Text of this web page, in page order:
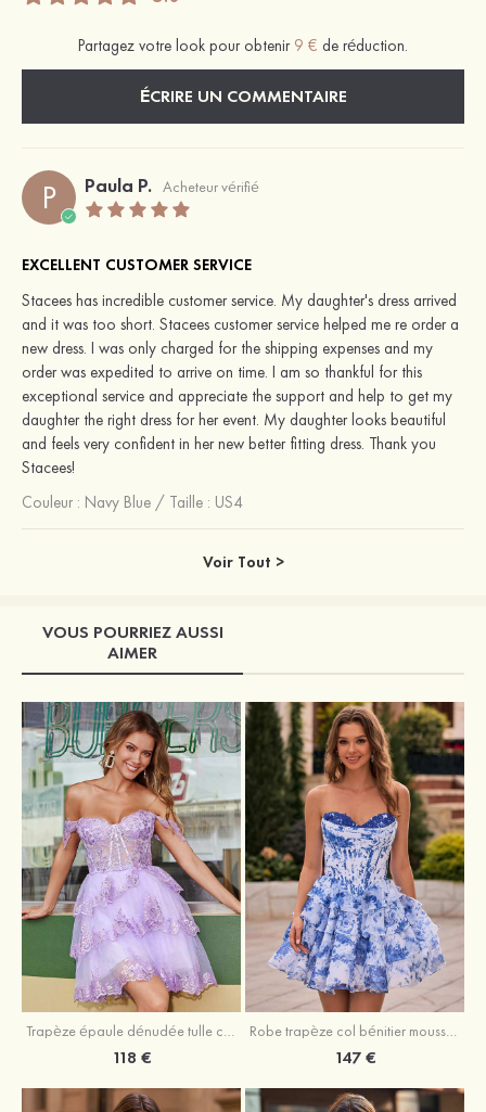
Partagez votre look pour obtenir 9 € de réduction.
ÉCRIRE UN COMMENTAIRE
P Paula P. Acheteur vérifié
EXCELLENT CUSTOMER SERVICE
Stacees has incredible customer service. My daughter's dress arrived
and it was too short. Stacees customer service helped me re order a
new dress. I was only charged for the shipping expenses and my
order was expedited to arrive on time. I am so thankful for this
exceptional service and appreciate the support and help to get my
daughter the right dress for her event. My daughter looks beautiful
and feels very confident in her new better fitting dress. Thank you
Stacees!
Couleur : Navy Blue / Taille : US4
Voir Tout >
VOUS POURRIEZ AUSSI
AIMER
Trapèze épaule dénudée tulle courte/mini robe de fête de la rentrée avec paillettes
118 €
Robe trapèze col bénitier mousseline courte/mini robe de fête de la rentrée avec appliqué
147 €